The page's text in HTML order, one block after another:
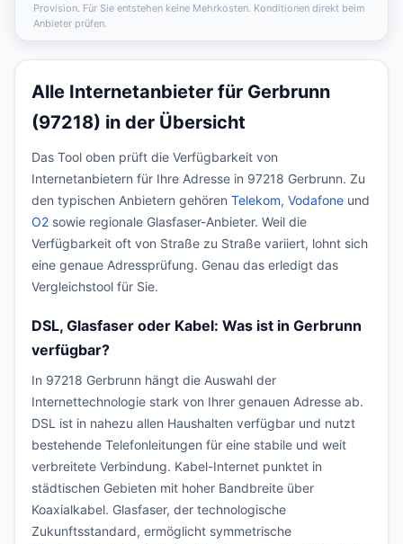
Provision. Für Sie entstehen keine Mehrkosten. Konditionen direkt beim
Anbieter prüfen.
Alle Internetanbieter für Gerbrunn
(97218) in der Übersicht
Das Tool oben prüft die Verfügbarkeit von
Internetanbietern für Ihre Adresse in 97218 Gerbrunn. Zu
den typischen Anbietern gehören Telekom, Vodafone und
O2 sowie regionale Glasfaser-Anbieter. Weil die
Verfügbarkeit oft von Straße zu Straße variiert, lohnt sich
eine genaue Adressprüfung. Genau das erledigt das
Vergleichstool für Sie.
DSL, Glasfaser oder Kabel: Was ist in Gerbrunn
verfügbar?
In 97218 Gerbrunn hängt die Auswahl der
Internettechnologie stark von Ihrer genauen Adresse ab.
DSL ist in nahezu allen Haushalten verfügbar und nutzt
bestehende Telefonleitungen für eine stabile und weit
verbreitete Verbindung. Kabel-Internet punktet in
städtischen Gebieten mit hoher Bandbreite über
Koaxialkabel. Glasfaser, der technologische
Zukunftsstandard, ermöglicht symmetrische